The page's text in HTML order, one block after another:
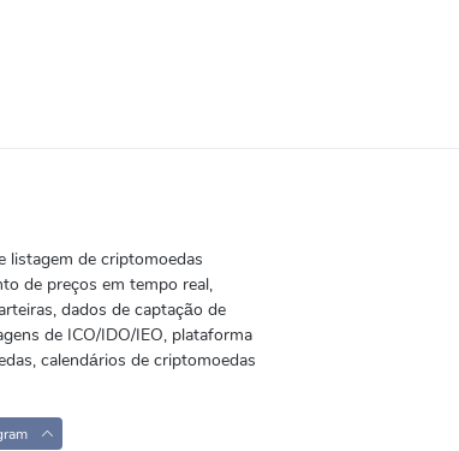
listagem de criptomoedas
de preços em tempo real,
dados de captação de
de ICO/IDO/IEO, plataforma
calendários de criptomoedas